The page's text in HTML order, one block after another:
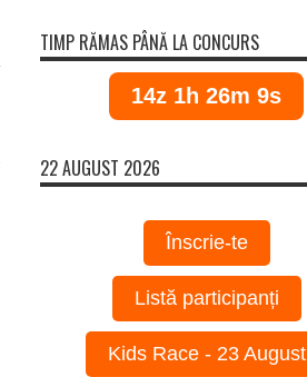
TIMP RĂMAS PÂNĂ LA CONCURS
14z 1h 26m 8s
22 AUGUST 2026
Înscrie-te
Listă participanți
Kids Race - 23 August